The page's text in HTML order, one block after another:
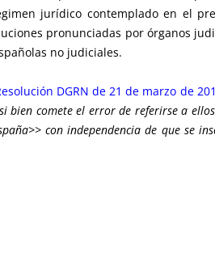
jurídico contemplado en el
pronunciadas por órganos
no judiciales.
DGRN de 21 de marzo de
bien comete el error de referirse a
con independencia de que se